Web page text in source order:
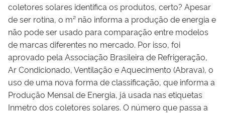
coletores solares identifica os produtos, certo? Apesar
de ser rotina, o m² não informa a produção de energia e
não pode ser usado para comparação entre modelos
de marcas diferentes no mercado. Por isso, foi
aprovado pela Associação Brasileira de Refrigeração,
Ar Condicionado, Ventilação e Aquecimento (Abrava), o
uso de uma nova forma de classificação, que informa a
Produção Mensal de Energia, já usada nas etiquetas
Inmetro dos coletores solares. O número que passa a